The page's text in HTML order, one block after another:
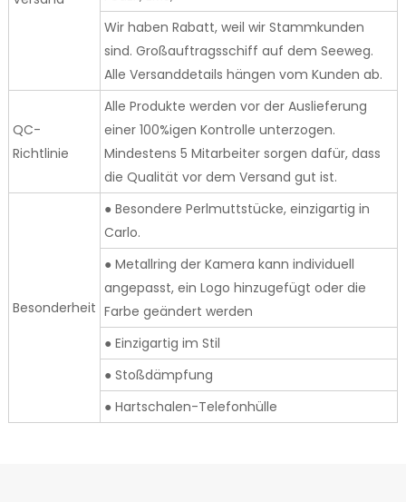
Wir haben Rabatt, weil wir Stammkunden
sind. Großauftragsschiff auf dem Seeweg.
Alle Versanddetails hängen vom Kunden ab.
QC-
Richtlinie
Alle Produkte werden vor der Auslieferung
einer 100%igen Kontrolle unterzogen.
Mindestens 5 Mitarbeiter sorgen dafür, dass
die Qualität vor dem Versand gut ist.
Besonderheit
● Besondere Perlmuttstücke, einzigartig in
Carlo.
● Metallring der Kamera kann individuell
angepasst, ein Logo hinzugefügt oder die
Farbe geändert werden
● Einzigartig im Stil
● Stoßdämpfung
● Hartschalen-Telefonhülle